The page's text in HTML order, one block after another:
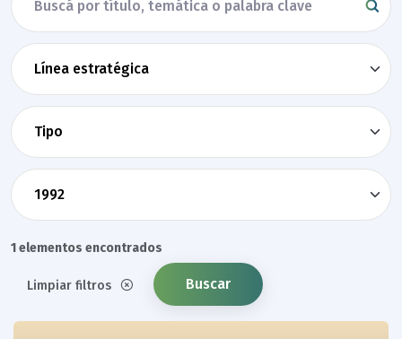
1 elementos encontrados
Limpiar filtros Buscar